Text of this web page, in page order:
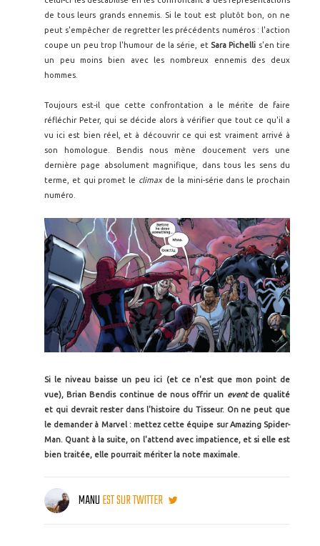
de tous leurs grands ennemis. Si le tout est plutôt bon, on ne
peut s'empêcher de regretter les précédents numéros : l'action
coupe un peu trop l'humour de la série, et Sara Pichelli s'en tire
un peu moins bien avec les nombreux ennemis des deux
hommes.
Toujours est-il que cette confrontation a le mérite de faire
réfléchir Peter, qui se décide alors à vérifier que tout ce qu'il a
vu ici est bien réel, et à découvrir ce qui est vraiment arrivé à
son homologue. Bendis nous mène doucement vers une
dernière page absolument magnifique, dans tous les sens du
terme, et qui promet le climaxde la mini-série dans le prochain
numéro.
Si le niveau baisse un peu ici (et ce n'est que mon point de
vue), Brian Bendis continue de nous offrir un event de qualité
et qui devrait rester dans l'histoire du Tisseur. On ne peut que
le demander à Marvel : mettez cette équipe sur Amazing Spider-
Man. Quant à la suite, on l'attend avec impatience, et si elle est
bien traitée, elle pourrait mériter la note maximale.
MANUEST SUR TWITTER